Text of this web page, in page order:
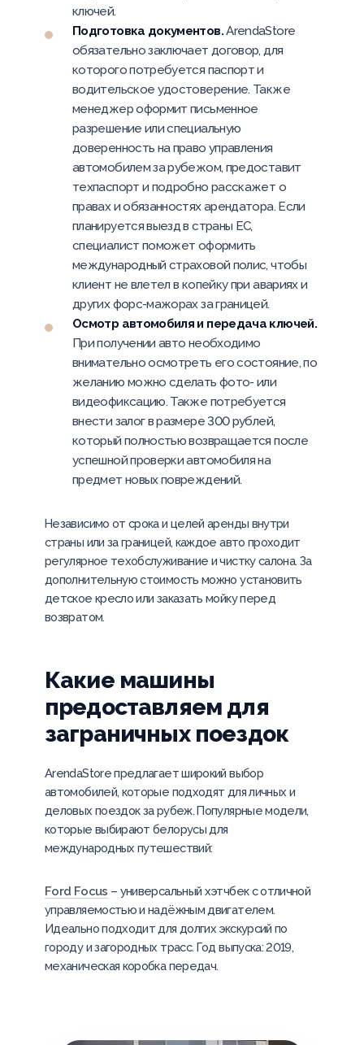
ключей.
Подготовка документов.ArendaStore
обязательно заключает договор, для
которого потребуется паспорт и
водительское удостоверение. Также
менеджер оформит письменное
разрешение или специальную
доверенность на право управления
автомобилем за рубежом, предоставит
техпаспорт и подробно расскажет о
правах и обязанностях арендатора. Если
планируется выезд в страны ЕС,
специалист поможет оформить
международный страховой полис, чтобы
клиент не влетел в копейку при авариях и
других форс-мажорах за границей.
Осмотр автомобиля и передача ключей.
При получении авто необходимо
внимательно осмотреть его состояние, по
желанию можно сделать фото- или
видеофиксацию. Также потребуется
внести залог в размере 300 рублей,
который полностью возвращается после
успешной проверки автомобиля на
предмет новых повреждений.
Независимо от срока и целей аренды внутри
страны или за границей, каждое авто проходит
регулярное техобслуживание и чистку салона. За
дополнительную стоимость можно установить
детское кресло или заказать мойку перед
возвратом.
Какие машины
предоставляем для
заграничных поездок
ArendaStore предлагает широкий выбор
автомобилей, которые подходят для личных и
деловых поездок за рубеж. Популярные модели,
которые выбирают белорусы для
международных путешествий:
Ford Focus – универсальный хэтчбек с отличной
управляемостью и надёжным двигателем.
Идеально подходит для долгих экскурсий по
городу и загородных трасс. Год выпуска: 2019,
механическая коробка передач.